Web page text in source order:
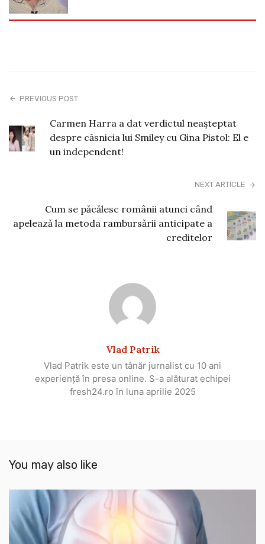
PREVIOUS POST
Carmen Harra a dat verdictul neașteptat
despre căsnicia lui Smiley cu Gina Pistol: El e
un independent!
NEXT ARTICLE
Cum se păcălesc românii atunci când
apelează la metoda rambursării anticipate a
creditelor
Vlad Patrik
Vlad Patrik este un tânăr jurnalist cu 10 ani
experiență în presa online. S-a alăturat echipei
fresh24.ro în luna aprilie 2025
You may also like